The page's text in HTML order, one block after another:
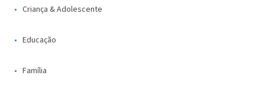
Criança & Adolescente
Educação
Família